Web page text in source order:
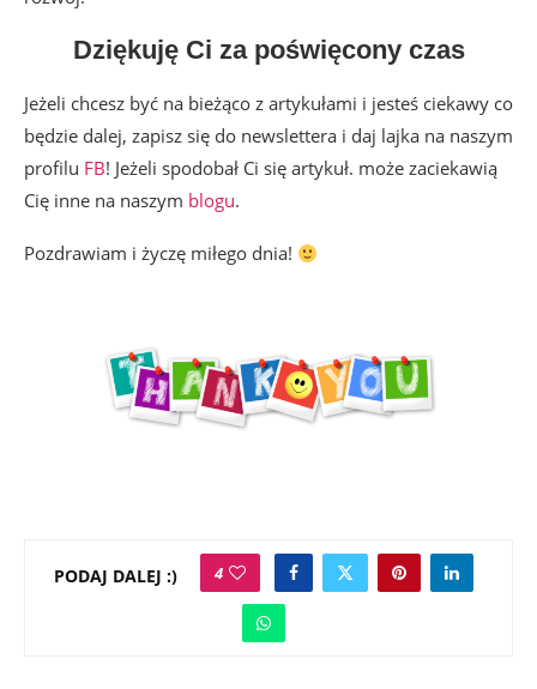
Dziękuję Ci za poświęcony czas
Jeżeli chcesz być na bieżąco z artykułami i jesteś ciekawy co
będzie dalej, zapisz się do newslettera i daj lajka na naszym
profilu FB! Jeżeli spodobał Ci się artykuł. może zaciekawią
Cię inne na naszym blogu.
Pozdrawiam i życzę miłego dnia!
PODAJ DALEJ :) 4